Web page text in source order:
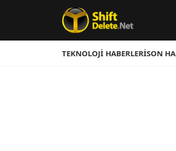
TEKNOLOJI HABERLERISON